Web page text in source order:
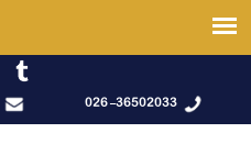
026-36502033